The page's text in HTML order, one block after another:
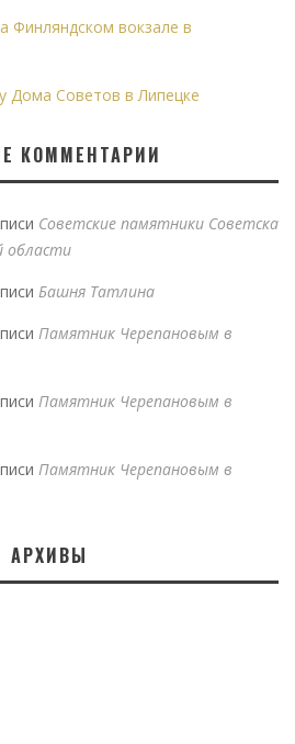
Финляндском вокзале в
Дома Советов в Липецке
КОММЕНТАРИИ
Советские памятники Советска
области
Башня Татлина
Памятник Черепановым в
Памятник Черепановым в
Памятник Черепановым в
АРХИВЫ